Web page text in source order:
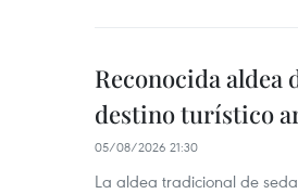
Reconocida aldea
destino turístico
05/08/2026 21:30
La aldea tradicional de